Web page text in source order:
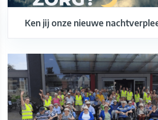
Ken jij onze nieuwe